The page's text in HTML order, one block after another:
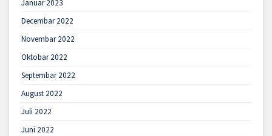
Januar 2023
Decembar 2022
Novembar 2022
Oktobar 2022
Septembar 2022
August 2022
Juli 2022
Juni 2022